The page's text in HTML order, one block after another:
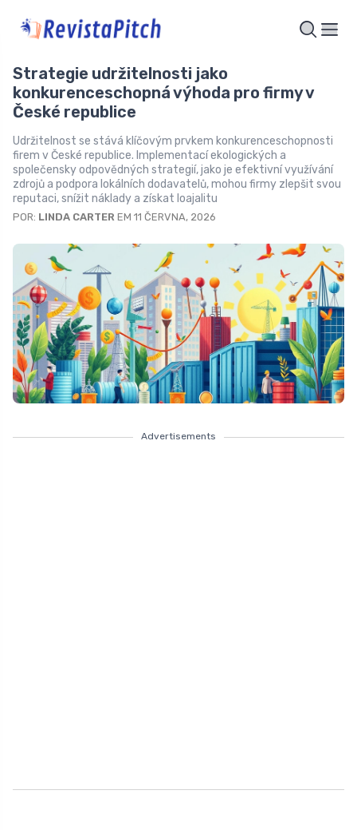
Strategie udržitelnosti jako
konkurenceschopná výhoda pro firmy v
České republice
Udržitelnost se stává klíčovým prvkem konkurenceschopnosti
firem v České republice. Implementací ekologických a
společensky odpovědných strategií, jako je efektivní využívání
zdrojů a podpora lokálních dodavatelů, mohou firmy zlepšit svou
reputaci, snížit náklady a získat loajalitu
POR: LINDA CARTER EM 11 ČERVNA, 2026
Advertisements